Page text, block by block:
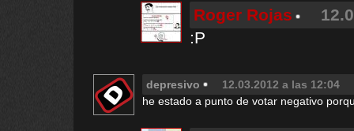
Roger Rojas
:P
depresivo
12.03.2012 a las 12:04
he estado a punto de votar negativo